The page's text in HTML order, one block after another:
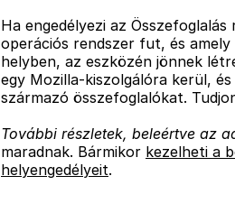
Ha engedélyezi az
operációs rendszer fut, és
helyben, az eszközén jönnek
egy Mozilla-kiszolgálóra kerül,
származó összefoglalókat.
További részletek, beleértve az
maradnak. Bármikor kezelheti a
helyengedélyeit.